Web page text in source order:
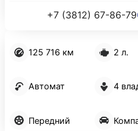
125 716 км 2 л.
Автомат 4
Передний
+7 (3812) 67-86-79